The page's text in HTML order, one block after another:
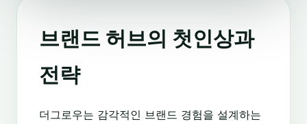
브랜드 허브의 첫인상과
전략
더그로우는 감각적인 브랜드 경험을 설계하는